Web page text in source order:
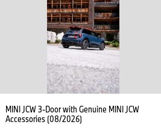
MINI JCW 3-Door with Genuine MINI JCW
Accessories (08/2026)